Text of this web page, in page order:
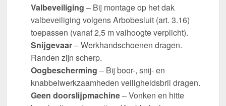
Valbeveiliging – Bij montage op het dak
valbeveiliging volgens Arbobesluit (art. 3.16)
toepassen (vanaf 2,5 m valhoogte verplicht).
Snijgevaar– Werkhandschoenen dragen.
Randen zijn scherp.
Oogbescherming – Bij boor-, snij- en
knabbelwerkzaamheden veiligheidsbril dragen.
Geen doorslijpmachine– Vonken en hitte